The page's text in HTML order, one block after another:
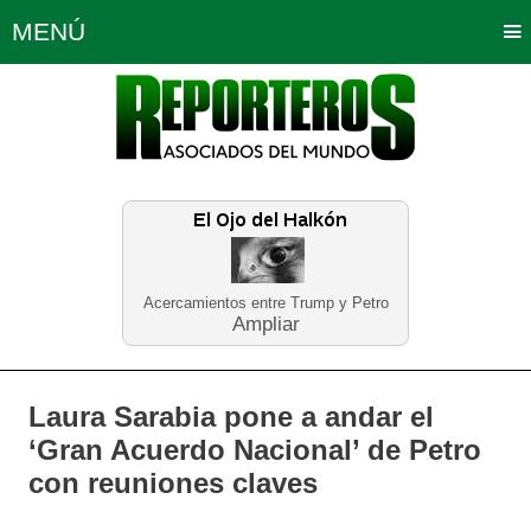
Acercamientos entre Trump y Petro
Ampliar
MENÚ
Política Opinión Bogotá
Planeta Tierra Deportes
Educación Neira
Laura Sarabia pone a andar el
‘Gran Acuerdo Nacional’ de Petro
con reuniones claves